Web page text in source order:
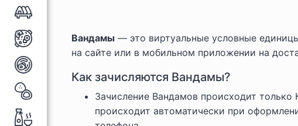
Вандамы — это виртуальные условные
на сайте или в мобильном приложении на
Как зачисляются Вандамы?
Зачисление Вандамов происходит
происходит автоматически при